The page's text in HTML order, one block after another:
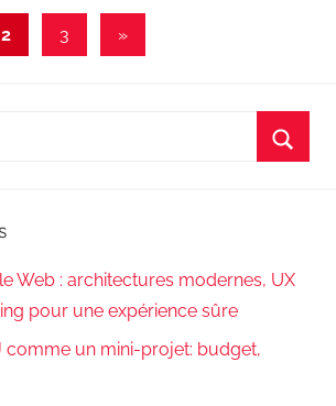
2 3
Articles
»
Web : architectures modernes, UX
pour une expérience sûre
comme un mini-projet: budget,